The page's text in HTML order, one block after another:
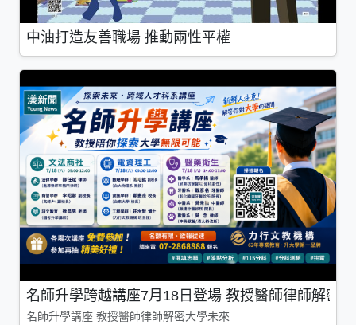
中油打造友善職場 推動兩性平權
名師升學跨越講座7月18日登場 教授醫師律師解密
名師升學講座 教授醫師律師解密大學未來